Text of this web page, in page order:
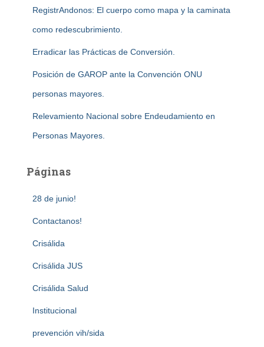
RegistrAndonos: El cuerpo como mapa y la caminata
como redescubrimiento.
Erradicar las Prácticas de Conversión.
Posición de GAROP ante la Convención ONU
personas mayores.
Relevamiento Nacional sobre Endeudamiento en
Personas Mayores.
Páginas
28 de junio!
Contactanos!
Crisálida
Crisálida JUS
Crisálida Salud
Institucional
prevención vih/sida